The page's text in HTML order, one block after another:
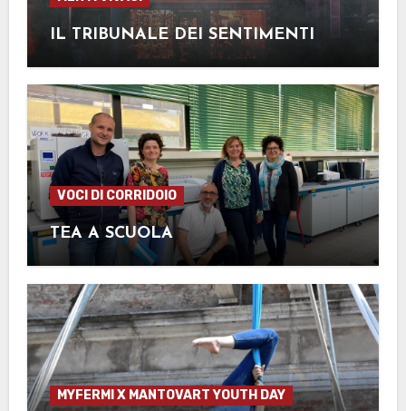
IL TRIBUNALE DEI SENTIMENTI
VOCI DI CORRIDOIO
TEA A SCUOLA
MYFERMI X MANTOVART YOUTH DAY